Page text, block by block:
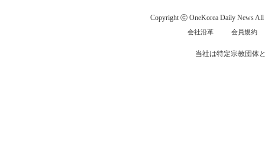
Copyright ⓒ OneKorea Daily News All
会社沿革 会員規約
当社は特定宗教団体